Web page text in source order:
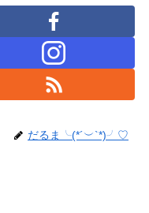
だるま╰(*´︶`*)╯♡